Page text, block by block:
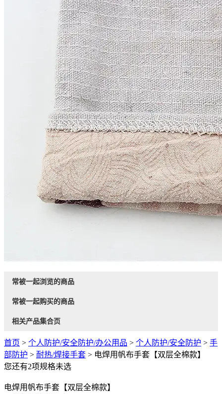
常被一起浏览的商品
常被一起购买的商品
相关产品集合页
首页 > 个人防护/安全防护/办公用品 > 个人防护/安全防护 > 手
部防护 > 耐热/焊接手套 > 电焊用帆布手套【双层全棉款】
您还有2项规格未选
电焊用帆布手套【双层全棉款】